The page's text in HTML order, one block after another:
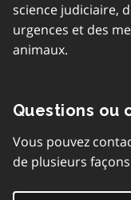
science judiciaire,
urgences et des
animaux.
Questions ou
Vous pouvez
de plusieurs